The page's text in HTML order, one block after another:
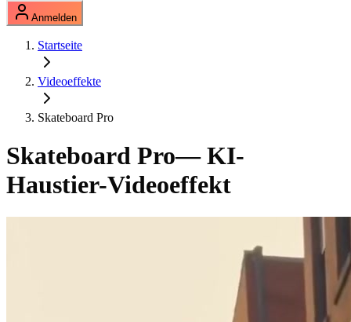
Anmelden
Startseite
Videoeffekte
Skateboard Pro
Skateboard Pro— KI-
Haustier-Videoeffekt